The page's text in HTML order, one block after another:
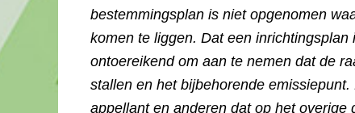
bestemmingsplan is niet opgenomen
komen te liggen. Dat een
ontoereikend om aan te nemen dat de
stallen en het bijbehorende
appellant en anderen dat op het